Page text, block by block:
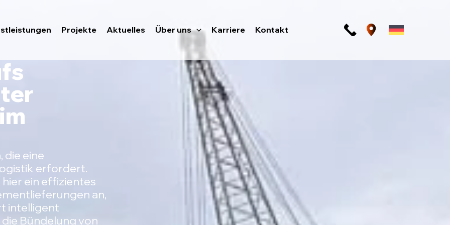
Projekte Aktuelles Über uns Karriere Kontakt
die eine
erfordert.
hier ein effizientes
an,
intelligent
Bündelung von